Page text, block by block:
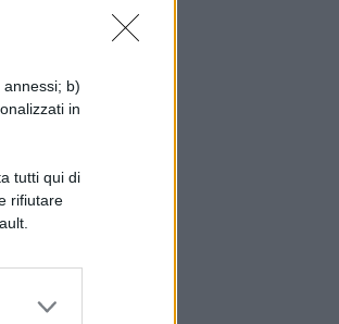
b)
in
tutti qui di
rifiutare